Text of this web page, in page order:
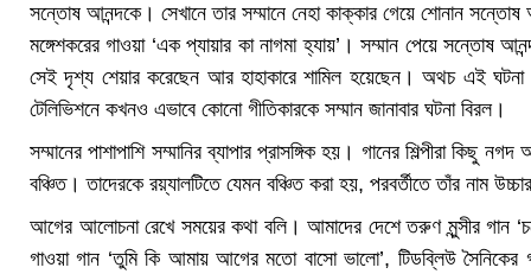
সন্তোষ আনন্দকে। সেখানে তার সম্মানে নেহা কাক্কার গেয়ে শোনান সন্তোষ
মঙ্গেশকরের গাওয়া ‘এক প্যায়ার কা নাগমা হ্যায়’। সম্মান পেয়ে সন্তোষ
সেই দৃশ্য শেয়ার করেছেন আর হাহাকারে শামিল হয়েছেন। অথচ এই ঘটনা
টেলিভিশনে কখনও এভাবে কোনো গীতিকারকে সম্মান জানাবার ঘটনা বিরল।
সম্মানের পাশাপাশি সম্মানির ব্যাপার প্রাসঙ্গিক হয়। গানের শিল্পীরা কিছু
বঞ্চিত। তাদেরকে রয়্যালটিতে যেমন বঞ্চিত করা হয়, পরবর্তীতে তাঁর নাম
আগের আলোচনা রেখে সময়ের কথা বলি। আমাদের দেশে তরুণ মুন্সীর গান ‘চলে
গাওয়া গান ‘তুমি কি আমায় আগের মতো বাসো ভালো’, টিডব্লিউ সৈনিকের